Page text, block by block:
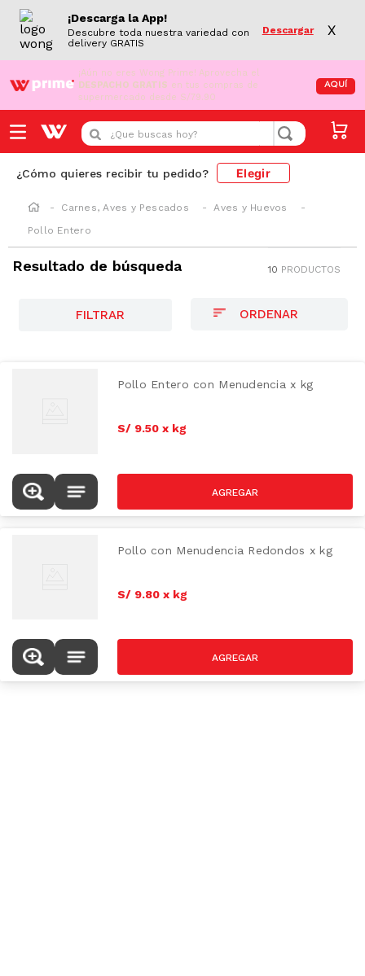
¡Descarga la App!
Descubre toda nuestra variedad con
delivery GRATIS
Descargar X
¡Aún no eres Wong Prime! Aprovecha el
DESPACHO GRATIS en tus compras de
supermercado desde S/79.90
AQUÍ
¿Que buscas hoy?
¿Cómo quieres recibir tu pedido? Elegir
Carnes, Aves y Pescados
Aves y Huevos
Pollo Entero
Resultado de búsqueda 10 PRODUCTOS
FILTRAR
Pollo Entero con Menudencia x kg
S/ 9.50x kg
Pollo con Menudencia Redondos x kg
S/ 9.80x kg